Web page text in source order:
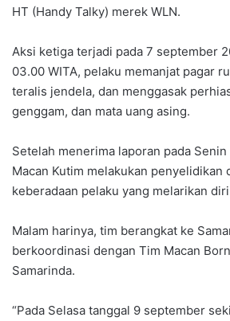
HT (Handy Talky) merek WLN.
Aksi ketiga terjadi pada 7 september
03.00 WITA, pelaku memanjat pagar
teralis jendela, dan menggasak
genggam, dan mata uang asing.
Setelah menerima laporan pada
Macan Kutim melakukan penyelidikan
keberadaan pelaku yang melarikan
Malam harinya, tim berangkat ke
berkoordinasi dengan Tim Macan
Samarinda.
“Pada Selasa tanggal 9 september